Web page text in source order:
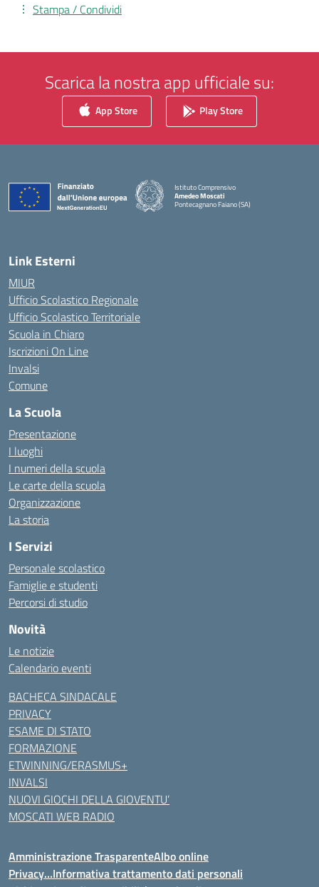
Stampa / Condividi
Scarica la nostra app ufficiale su:
App Store Play Store
Istituto Comprensivo
Amedeo Moscati
Pontecagnano Faiano (SA)
— Visita la pagina iniziale della scuola
Link Esterni
MIUR
Ufficio Scolastico Regionale
Ufficio Scolastico Territoriale
Scuola in Chiaro
Iscrizioni On Line
Invalsi
Comune
La Scuola
Presentazione
I luoghi
I numeri della scuola
Le carte della scuola
Organizzazione
La storia
I Servizi
Personale scolastico
Famiglie e studenti
Percorsi di studio
Novità
Le notizie
Calendario eventi
BACHECA SINDACALE
PRIVACY
ESAME DI STATO
FORMAZIONE
ETWINNING/ERASMUS+
INVALSI
NUOVI GIOCHI DELLA GIOVENTU’
MOSCATI WEB RADIO
Amministrazione TrasparenteAlbo online
Privacy…Informativa trattamento dati personali